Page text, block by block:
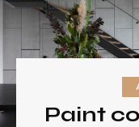
Paint